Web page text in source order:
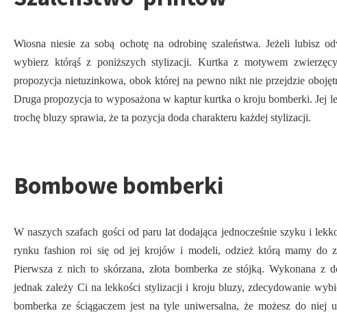
Wiosna niesie za sobą ochotę na odrobinę szaleństwa. Jeżeli lubisz
wybierz którąś z poniższych stylizacji. Kurtka z motywem
propozycja nietuzinkowa, obok której na pewno nikt nie przejdzie
Druga propozycja to wyposażona w kaptur kurtka o kroju bomberki. Jej
trochę bluzy sprawia, że ta pozycja doda charakteru każdej stylizacji.
Bombowe bomberki
W naszych szafach gości od paru lat dodająca jednocześnie szyku i
rynku fashion roi się od jej krojów i modeli, odzież którą mamy do
Pierwsza z nich to skórzana, złota bomberka ze stójką. Wykonana z
jednak zależy Ci na lekkości stylizacji i kroju bluzy, zdecydowanie
bomberka ze ściągaczem jest na tyle uniwersalna, że możesz do niej